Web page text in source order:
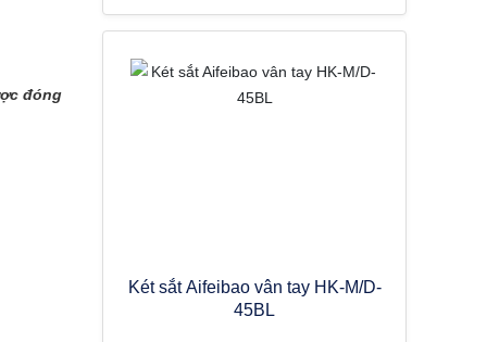
đóng
Két sắt Aifeibao vân tay HK-M/D-
45BL